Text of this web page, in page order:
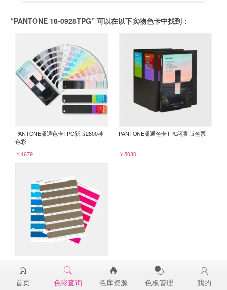
“PANTONE 18-0928TPG” 可以在以下实物色卡中找到：
PANTONE潘通色卡TPG新版2800种
色彩
￥1679
PANTONE潘通色卡TPG可撕版色票
￥5080
18-0928TPG
￥98
首页 色彩查询 色库资源 色板管理 我的